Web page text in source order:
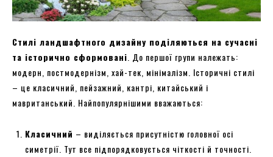
Стилі ландшафтного дизайну поділяються на сучасні
та історично сформовані. До першої групи належать:
модерн, постмодернізм, хай-тек, мінімалізм. Історичні стилі
– це класичний, пейзажний, кантрі, китайський і
мавританський. Найпопулярнішими вважаються:
Класичний – виділяється присутністю головної осі
симетрії. Тут все підпорядковується чіткості й точності.